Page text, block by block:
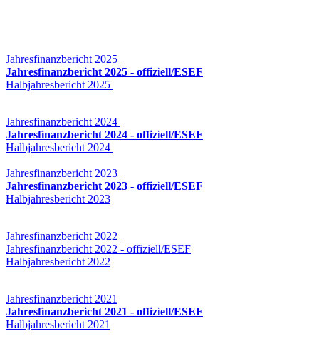
Jahresfinanzbericht 2025
Jahresfinanzbericht 2025 - offiziell/ESEF
Halbjahresbericht 2025
Jahresfinanzbericht 2024
Jahresfinanzbericht 2024 - offiziell/ESEF
Halbjahresbericht 2024
Jahresfinanzbericht 2023
Jahresfinanzbericht 2023 - offiziell/ESEF
Halbjahresbericht 2023
Jahresfinanzbericht 2022
Jahresfinanzbericht 2022 - offiziell/ESEF
Halbjahresbericht 2022
Jahresfinanzbericht 2021
Jahresfinanzbericht 2021 - offiziell/ESEF
Halbjahresbericht 2021